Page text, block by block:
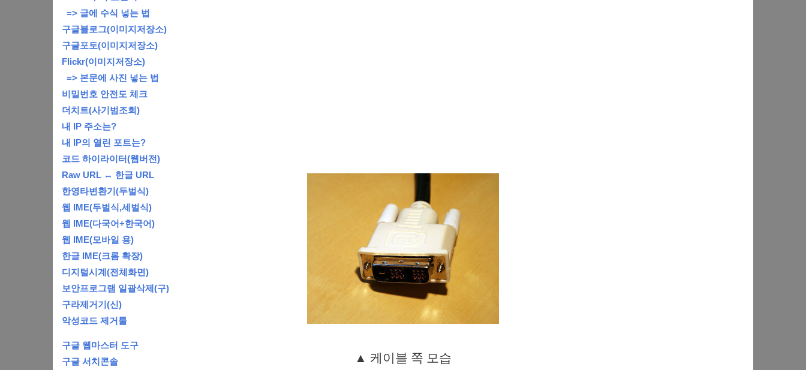
▲ 케이블 쪽 모습
=> 글에 수식 넣는 법
구글블로그(이미지저장소)
구글포토(이미지저장소)
Flickr(이미지저장소)
=> 본문에 사진 넣는 법
비밀번호 안전도 체크
더치트(사기범조회)
내 IP 주소는?
내 IP의 열린 포트는?
코드 하이라이터(웹버전)
Raw URL ↔ 한글 URL
한영타변환기(두벌식)
웹 IME(두벌식,세벌식)
웹 IME(다국어+한국어)
웹 IME(모바일 용)
한글 IME(크롬 확장)
디지털시계(전체화면)
보안프로그램 일괄삭제(구)
구라제거기(신)
악성코드 제거툴
구글 웹마스터 도구
구글 서치콘솔